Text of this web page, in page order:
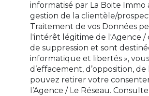
informatisé par La Boite
gestion de la clientèle/
Traitement de vos Données
l'intérêt légitime de l'Agence /
de suppression et sont
informatique et libertés »,
d’effacement, d’opposition,
pouvez retirer votre
l’Agence / Le Réseau.